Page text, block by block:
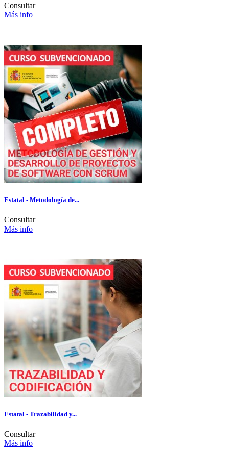
Consultar
Más info
Estatal - Metodología de...
Consultar
Más info
Estatal - Trazabilidad y...
Consultar
Más info